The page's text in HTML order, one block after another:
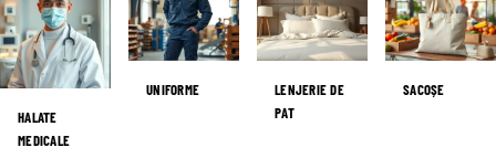
HALATE
MEDICALE
UNIFORME
LENJERIE DE
PAT
SACOȘE